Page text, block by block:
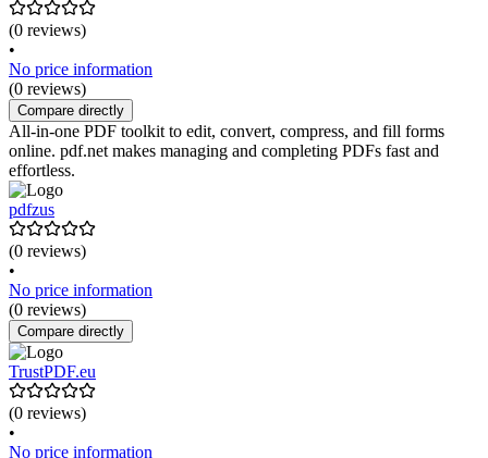
(0 reviews)
•
No price information
(0 reviews)
Compare directly
All-in-one PDF toolkit to edit, convert, compress, and fill forms
online. pdf.net makes managing and completing PDFs fast and
effortless.
pdfzus
(0 reviews)
•
No price information
(0 reviews)
Compare directly
TrustPDF.eu
(0 reviews)
•
No price information